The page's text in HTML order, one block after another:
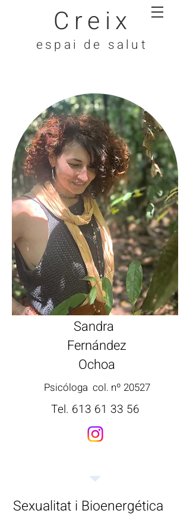
Creix
espai de salut
Sandra
Fernández
Ochoa
Psicóloga col. nº 20527
Tel. 613 61 33 56
Sexualitat i Bioenergética